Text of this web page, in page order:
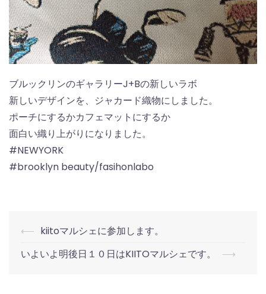
ブルックリンのギャラリーJ+Bの新しいラボ
新しいデザインを、ジャカード織物にしました。
ポーチにするかカフェマットにするか
面白い織り上がりになりました。
#NEWYORK
#brooklyn beauty/fasihonlabo
Post
navigation
⟵ kiitoマルシェに参加します。
いよいよ明後日１０日はKIITOマルシェです。
⟶